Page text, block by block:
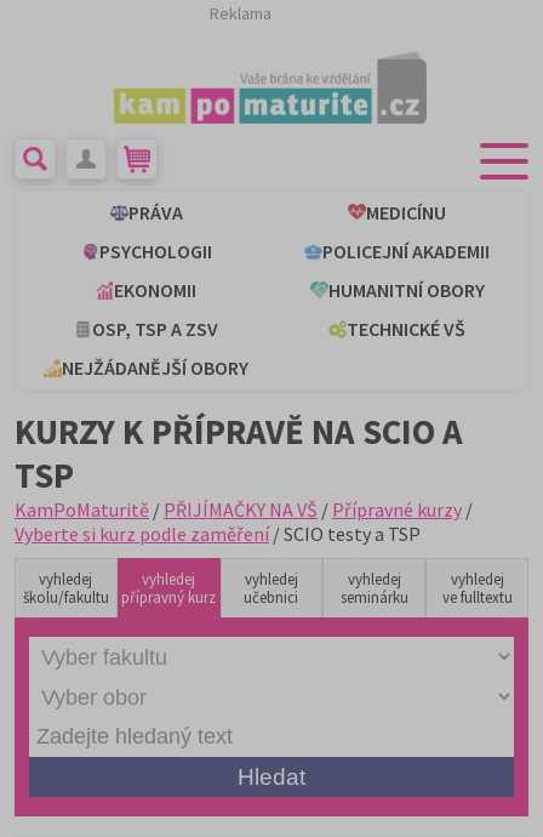
Reklama
PRÁVA
MEDICÍNU
PSYCHOLOGII
POLICEJNÍ AKADEMII
EKONOMII
HUMANITNÍ OBORY
OSP, TSP A ZSV
TECHNICKÉ VŠ
NEJŽÁDANĚJŠÍ OBORY
KURZY K PŘÍPRAVĚ NA SCIO A
TSP
KamPoMaturitě / PŘIJÍMAČKY NA VŠ / Přípravné kurzy /
Vyberte si kurz podle zaměření/ SCIO testy a TSP
vyhledej
školu/fakultu
vyhledej
přípravný kurz
vyhledej
učebnici
vyhledej
seminárku
vyhledej
ve fulltextu